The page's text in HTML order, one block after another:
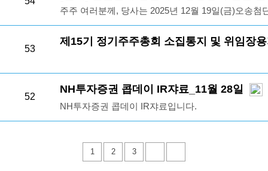
@abclonipr
주주 여러분께, 당사는 2025년 12월 19일(금)오송
매·공급계약(단가계약)과 관련하여 정정공시를 진
계약으로,실제 계약금액은 계약 기간 중 발주된 물
은 모두 정상적으로 이행 완료되었습니다.본 정정
공시에 정확히 반영하기 위한 것으로,이미 수행된
사항입니다.감사합니다.앱클론(주)
53
제15기 정기주주총회 소집통지 및 위임장
52
NH투자증권 콥데이 IR쟈료_11월 28일
NH투자증권 콥데이 IR쟈료입니다.
1 2 3